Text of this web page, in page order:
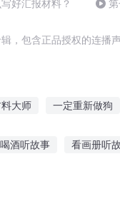
好汇报材料？
，包含正品授权的连播
大师 一定重新做狗
酒听故事 看画册听